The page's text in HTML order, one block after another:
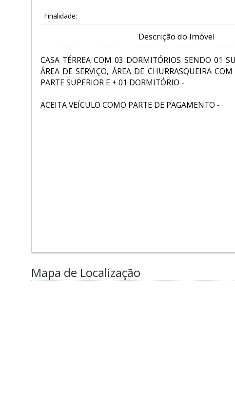
Finalidade:
Descrição do Imóvel
CASA TÉRREA COM 03 DORMITÓRIOS SENDO 01
ÁREA DE SERVIÇO, ÁREA DE CHURRASQUEIRA
PARTE SUPERIOR E + 01 DORMITÓRIO -
ACEITA VEÍCULO COMO PARTE DE PAGAMENTO -
Mapa de Localização